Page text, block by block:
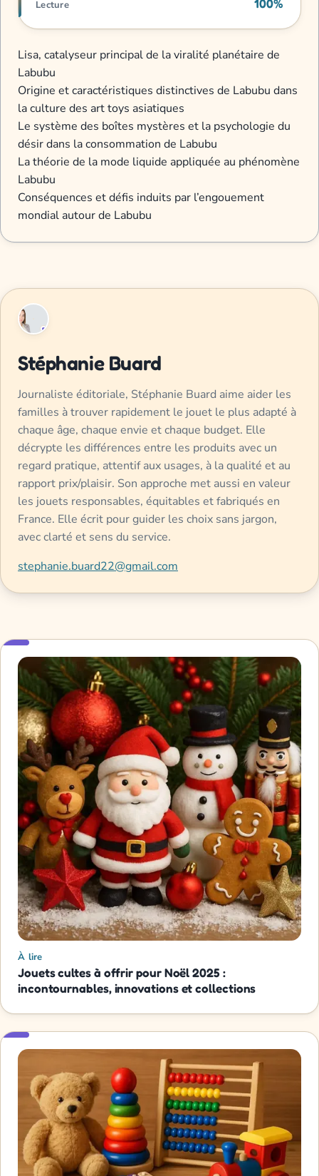
Lecture
Lisa, catalyseur principal de la viralité planétaire de
Labubu
Origine et caractéristiques distinctives de Labubu dans
la culture des art toys asiatiques
Le système des boîtes mystères et la psychologie du
désir dans la consommation de Labubu
La théorie de la mode liquide appliquée au phénomène
Labubu
Conséquences et défis induits par l’engouement
mondial autour de Labubu
Stéphanie Buard
Journaliste éditoriale, Stéphanie Buard aime aider les
familles à trouver rapidement le jouet le plus adapté à
chaque âge, chaque envie et chaque budget. Elle
décrypte les différences entre les produits avec un
regard pratique, attentif aux usages, à la qualité et au
rapport prix/plaisir. Son approche met aussi en valeur
les jouets responsables, équitables et fabriqués en
France. Elle écrit pour guider les choix sans jargon,
avec clarté et sens du service.
stephanie.buard22@gmail.com
À lire
Jouets cultes à offrir pour Noël 2025 :
incontournables, innovations et collections